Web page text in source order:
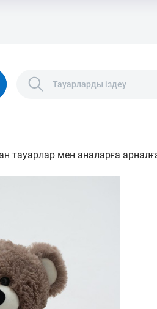
тауарлар мен аналарға